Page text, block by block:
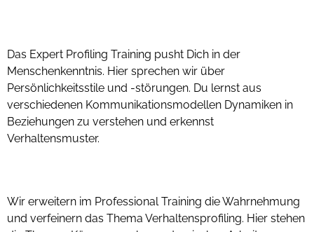
Das Expert Profiling Training pusht Dich in der
Menschenkenntnis. Hier sprechen wir über
Persönlichkeitsstile und -störungen. Du lernst aus
verschiedenen Kommunikationsmodellen Dynamiken in
Beziehungen zu verstehen und erkennst
Verhaltensmuster.
Wir erweitern im Professional Training die Wahrnehmung
und verfeinern das Thema Verhaltensprofiling. Hier stehen